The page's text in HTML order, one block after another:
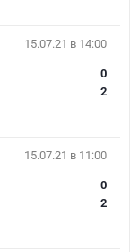
15.07.21 в 14:00
0
2
15.07.21 в 11:00
0
2